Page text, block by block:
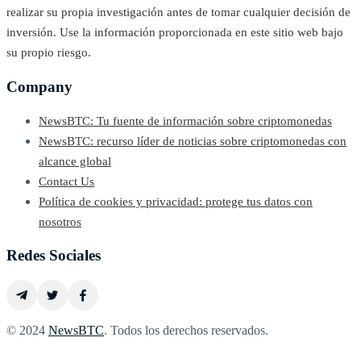
realizar su propia investigación antes de tomar cualquier decisión de
inversión. Use la información proporcionada en este sitio web bajo
su propio riesgo.
Company
NewsBTC: Tu fuente de información sobre criptomonedas
NewsBTC: recurso líder de noticias sobre criptomonedas con
alcance global
Contact Us
Política de cookies y privacidad: protege tus datos con
nosotros
Redes Sociales
© 2024 NewsBTC. Todos los derechos reservados.